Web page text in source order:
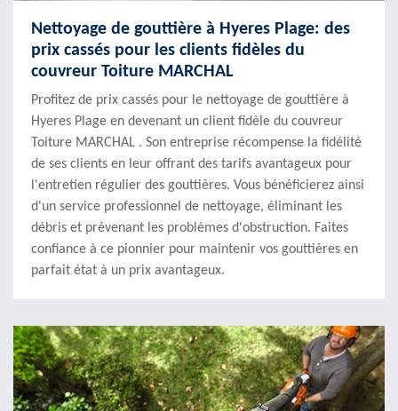
Nettoyage de gouttière à Hyeres Plage: des
prix cassés pour les clients fidèles du
couvreur Toiture MARCHAL
Profitez de prix cassés pour le nettoyage de gouttière à
Hyeres Plage en devenant un client fidèle du couvreur
Toiture MARCHAL . Son entreprise récompense la fidélité
de ses clients en leur offrant des tarifs avantageux pour
l'entretien régulier des gouttières. Vous bénéficierez ainsi
d'un service professionnel de nettoyage, éliminant les
débris et prévenant les problèmes d'obstruction. Faites
confiance à ce pionnier pour maintenir vos gouttières en
parfait état à un prix avantageux.